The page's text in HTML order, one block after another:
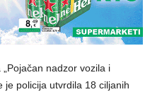
nadzor vozila i
je policija utvrdila 18 ciljanih